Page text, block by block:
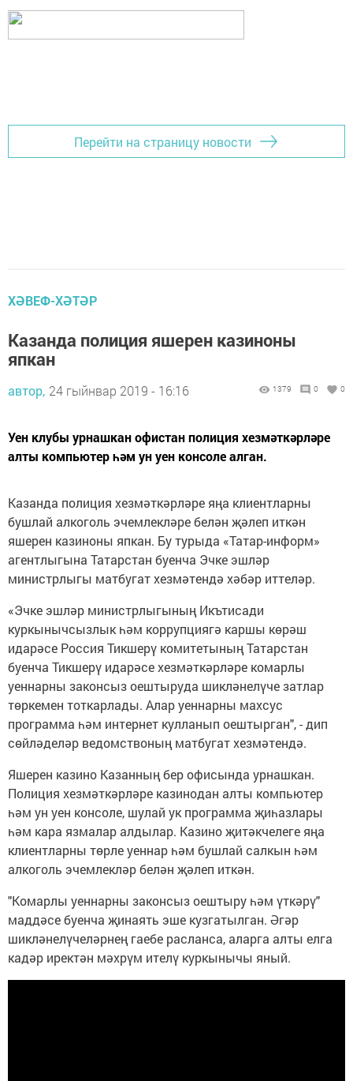
Перейти на страницу новости
ХӘВЕФ-ХӘТӘР
Казанда полиция яшерен казиноны
япкан
автор, 24 гыйнвар 2019 - 16:16 1379 0 0
Уен клубы урнашкан офистан полиция хезмәткәрләре
алты компьютер һәм ун уен консоле алган.
Казанда полиция хезмәткәрләре яңа клиентларны
бушлай алкоголь эчемлекләре белән җәлеп иткән
яшерен казиноны япкан. Бу турыда «Татар-информ»
агентлыгына Татарстан буенча Эчке эшләр
министрлыгы матбугат хезмәтендә хәбәр иттеләр.
«Эчке эшләр министрлыгының Икътисади
куркынычсызлык һәм коррупциягә каршы көрәш
идарәсе Россия Тикшерү комитетының Татарстан
буенча Тикшерү идарәсе хезмәткәрләре комарлы
уеннарны законсыз оештыруда шикләнелүче затлар
төркемен тоткарлады. Алар уеннарны махсус
программа һәм интернет кулланып оештырган", - дип
сөйләделәр ведомствоның матбугат хезмәтендә.
Яшерен казино Казанның бер офисында урнашкан.
Полиция хезмәткәрләре казинодан алты компьютер
һәм ун уен консоле, шулай ук программа җиһазлары
һәм кара язмалар алдылар. Казино җитәкчелеге яңа
клиентларны төрле уеннар һәм бушлай салкын һәм
алкоголь эчемлекләр белән җәлеп иткән.
"Комарлы уеннарны законсыз оештыру һәм үткәрү"
маддәсе буенча җинаять эше кузгатылган. Әгәр
шикләнелүчеләрнең гаебе расланса, аларга алты елга
кадәр иректән мәхрүм ителү куркынычы яный.